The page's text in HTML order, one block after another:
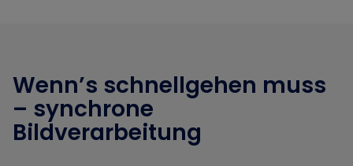
Wenn’s schnellgehen muss
– synchrone
Bildverarbeitung